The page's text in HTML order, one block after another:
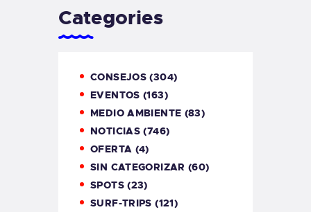
Categories
CONSEJOS (304)
EVENTOS (163)
MEDIO AMBIENTE (83)
NOTICIAS (746)
OFERTA (4)
SIN CATEGORIZAR (60)
SPOTS(23)
SURF-TRIPS (121)